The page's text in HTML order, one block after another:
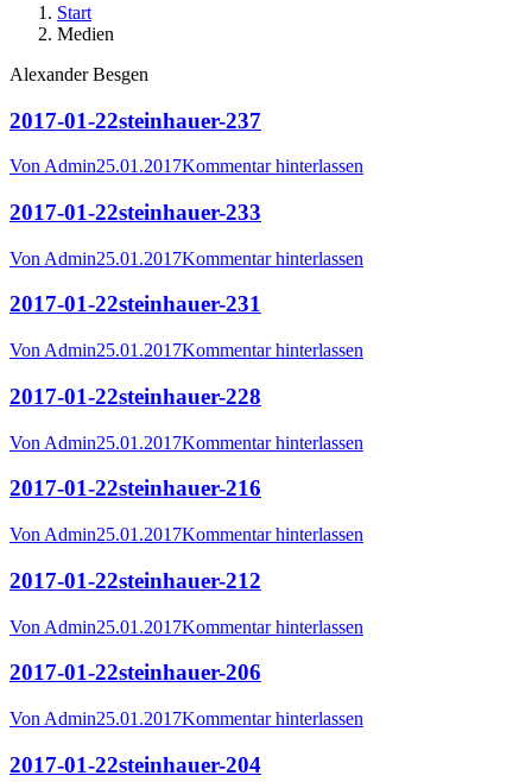
Start
Medien
Alexander Besgen
2017-01-22steinhauer-237
Von Admin25.01.2017Kommentar hinterlassen
2017-01-22steinhauer-233
Von Admin25.01.2017Kommentar hinterlassen
2017-01-22steinhauer-231
Von Admin25.01.2017Kommentar hinterlassen
2017-01-22steinhauer-228
Von Admin25.01.2017Kommentar hinterlassen
2017-01-22steinhauer-216
Von Admin25.01.2017Kommentar hinterlassen
2017-01-22steinhauer-212
Von Admin25.01.2017Kommentar hinterlassen
2017-01-22steinhauer-206
Von Admin25.01.2017Kommentar hinterlassen
2017-01-22steinhauer-204